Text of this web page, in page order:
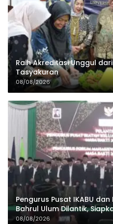
Raih Akreditasi Unggul dari
Tasyakuran
08/08/2026
Pengurus Pusat IKABU
Bahrul Ulum Dilantik,
Organisasi dan Ekonomi
08/08/2026